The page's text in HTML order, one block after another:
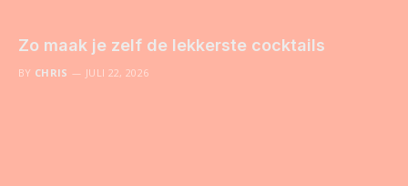
Zo maak je zelf de lekkerste cocktails
BY CHRIS JULI 22, 2026